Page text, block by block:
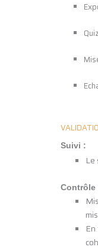
Quiz
Suivi :
Contrôle